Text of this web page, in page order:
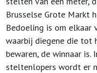
Brusselse Grote Markt
Bedoeling is om elkaar
waarbij diegene die tot
bewaren, de winnaar
steltenlopers wordt er